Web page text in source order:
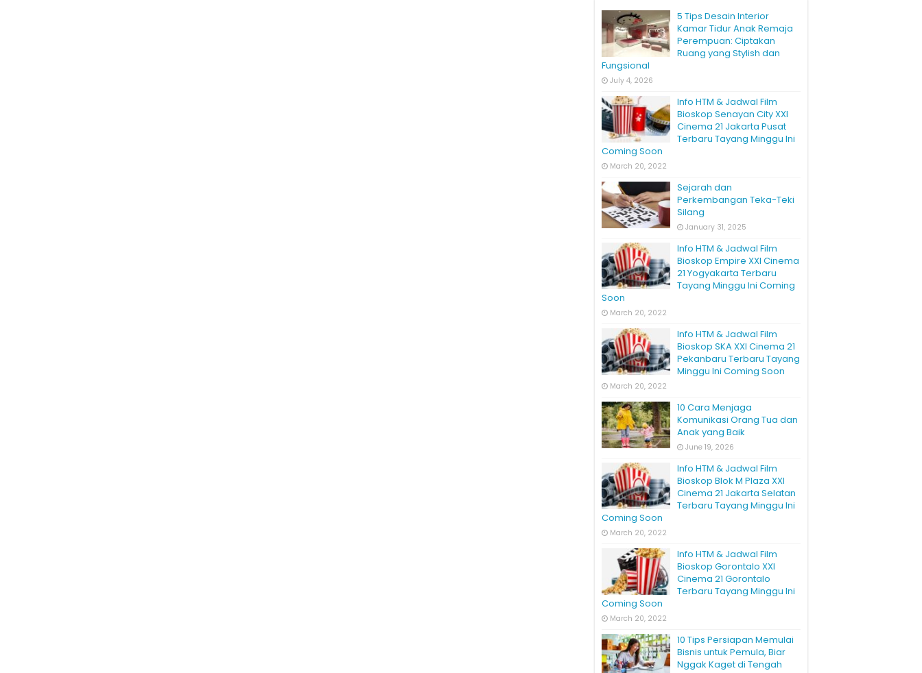
5 Tips Desain Interior
Kamar Tidur Anak Remaja
Perempuan: Ciptakan
Ruang yang Stylish dan
Fungsional
July 4, 2026
Info HTM & Jadwal Film
Bioskop Senayan City XXI
Cinema 21 Jakarta Pusat
Terbaru Tayang Minggu Ini
Coming Soon
March 20, 2022
Sejarah dan
Perkembangan Teka-Teki
Silang
January 31, 2025
Info HTM & Jadwal Film
Bioskop Empire XXI Cinema
21 Yogyakarta Terbaru
Tayang Minggu Ini Coming
Soon
March 20, 2022
Info HTM & Jadwal Film
Bioskop SKA XXI Cinema 21
Pekanbaru Terbaru Tayang
Minggu Ini Coming Soon
March 20, 2022
10 Cara Menjaga
Komunikasi Orang Tua dan
Anak yang Baik
June 19, 2026
Info HTM & Jadwal Film
Bioskop Blok M Plaza XXI
Cinema 21 Jakarta Selatan
Terbaru Tayang Minggu Ini
Coming Soon
March 20, 2022
Info HTM & Jadwal Film
Bioskop Gorontalo XXI
Cinema 21 Gorontalo
Terbaru Tayang Minggu Ini
Coming Soon
March 20, 2022
10 Tips Persiapan Memulai
Bisnis untuk Pemula, Biar
Nggak Kaget di Tengah